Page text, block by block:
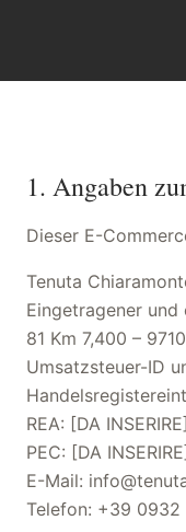
1. Angaben
Dieser E-
Tenuta
Eingetragener
81 Km 7,400 –
Umsatzsteuer-ID
REA: [DA INSERIRE]
PEC: [DA INSERIRE]
E-Mail:
Telefon: +39 0932